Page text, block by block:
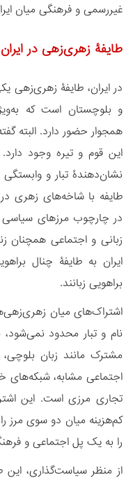
غیررسمی و فرهنگی میان
طایفۀ زهری‌زهی در
در ایران، طایفۀ زهری‌زهی
و بلوچستان است که
همجوار حضور دارد. البته
این قوم و تیره وجود
نشان‌دهندۀ تبار و
طایفه با شاخه‌های زهری
در چارچوب مرزهای
زبانی و اجتماعی همچنان
ایران به طایفۀ چنال
براهویی زبانند.
اشتراک‌های میان
نام و تبار محدود
مشترک مانند زبان
اجتماعی مشابه،
تجاری مرزی است. این
کم‌هزینه میان دو سوی مرز
را به یک پل اجتماعی و
از منظر سیاست‌گذاری، این